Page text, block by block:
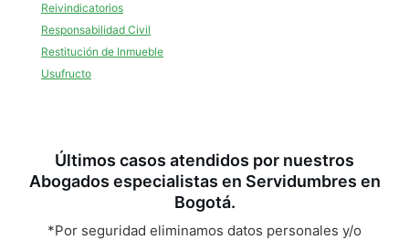
Reivindicatorios
Responsabilidad Civil
Restitución de Inmueble
Usufructo
Últimos casos atendidos por nuestros
Abogados especialistas en Servidumbres en
Bogotá.
*Por seguridad eliminamos datos personales y/o